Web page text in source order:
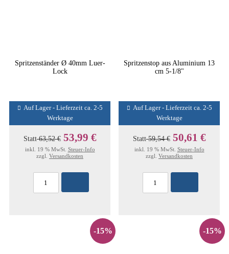
Spritzenständer Ø 40mm Luer-
Lock
Auf Lager - Lieferzeit ca. 2-5
Werktage
Statt63,52 € 53,99 €
inkl. 19 % MwSt. Steuer-Info
zzgl. Versandkosten
Spritzenstop aus Aluminium 13
cm 5-1/8"
Auf Lager - Lieferzeit ca. 2-5
Werktage
Statt59,54 € 50,61 €
inkl. 19 % MwSt. Steuer-Info
zzgl. Versandkosten
-15% -15%